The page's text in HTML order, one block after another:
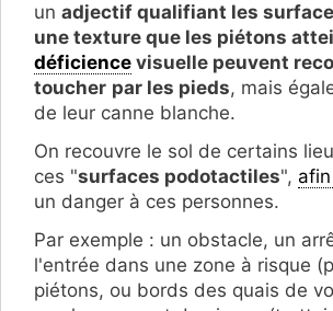
un adjectif qualifiant les
une texture que les piétons
déficience visuelle peuvent
toucher par les pieds, mais
de leur canne blanche.
On recouvre le sol de certains
ces "surfaces podotactiles",
un danger à ces personnes.
Par exemple : un obstacle, un
l'entrée dans une zone à risque
piétons, ou bords des quais de